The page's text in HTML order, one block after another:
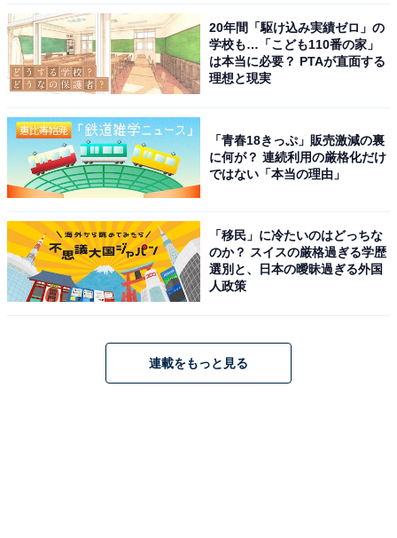
20年間「駆け込み実績ゼロ」の
学校も…「こども110番の家」
は本当に必要？ PTAが直面する
理想と現実
「青春18きっぷ」販売激減の裏
に何が？ 連続利用の厳格化だけ
ではない「本当の理由」
「移民」に冷たいのはどっちな
のか？ スイスの厳格過ぎる学歴
選別と、日本の曖昧過ぎる外国
人政策
連載をもっと見る